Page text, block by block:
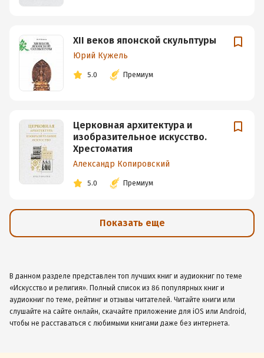
XII веков японской скульптуры
Юрий Кужель
5.0 Премиум
Церковная архитектура и
изобразительное искусство.
Хрестоматия
Александр Копировский
5.0 Премиум
Показать еще
В данном разделе представлен топ лучших книг и аудиокниг по теме
«Искусство и религия». Полный список из 86 популярных книг и
аудиокниг по теме, рейтинг и отзывы читателей. Читайте книги или
слушайте на сайте онлайн, скачайте приложение для iOS или Android,
чтобы не расставаться с любимыми книгами даже без интернета.